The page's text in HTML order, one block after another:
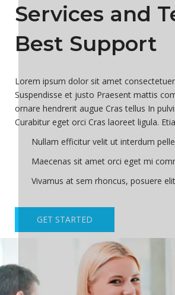
Services and
Best Support
Lorem ipsum dolor sit amet
Suspendisse et justo Praesent mattis
ornare hendrerit augue Cras tellus In
Curabitur eget orci Cras laoreet ligula.
Nullam efficitur velit ut interdum
Maecenas sit amet orci eget mi
Vivamus at sem rhoncus, posuere
GET STARTED